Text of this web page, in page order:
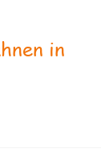
in